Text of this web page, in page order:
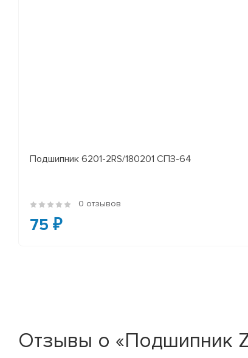
Подшипник 6201-2RS/180201 СПЗ-64
0 отзывов
75 ₽
Отзывы о «Подшипник